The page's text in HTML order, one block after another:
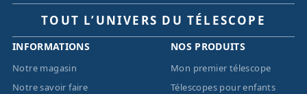
TOUT L’UNIVERS DU TÉLESCOPE
INFORMATIONS
Notre magasin
Notre savoir faire
NOS PRODUITS
Mon premier télescope
Télescopes pour enfants